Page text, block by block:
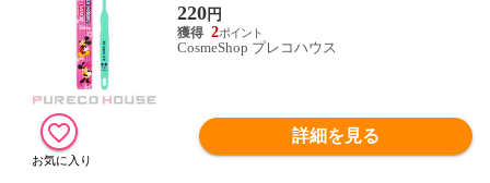
220円
2
CosmeShop プレコハウス
詳細を見る